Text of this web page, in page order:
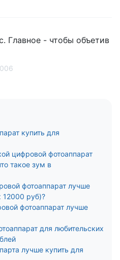
Главное - чтобы объетив
купить для
цифровой фотоаппарат
такое зум в
фотоаппарат лучше
12000 руб)?
фотоаппарат лучше
для любительских
лучше купить для